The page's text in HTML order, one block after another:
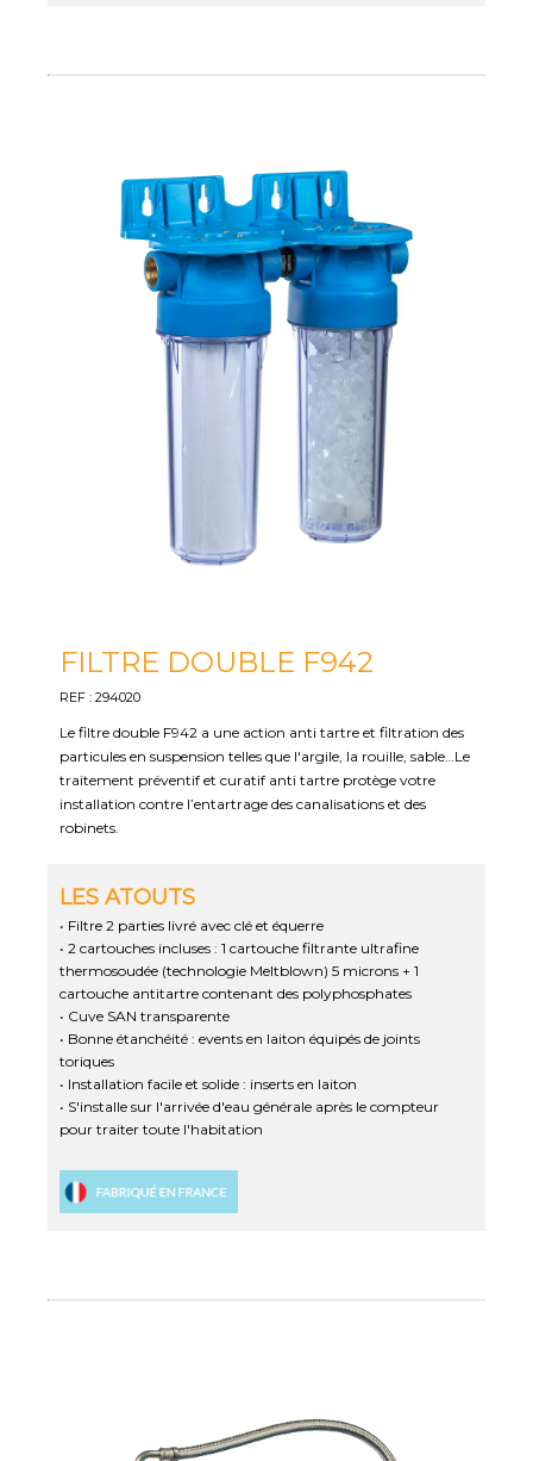
FILTRE DOUBLE F942
REF : 294020
Le filtre double F942 a une action anti tartre et filtration des
particules en suspension telles que l'argile, la rouille, sable…Le
traitement préventif et curatif anti tartre protège votre
installation contre l’entartrage des canalisations et des
robinets.
LES ATOUTS
• Filtre 2 parties livré avec clé et équerre
• 2 cartouches incluses : 1 cartouche filtrante ultrafine
thermosoudée (technologie Meltblown) 5 microns + 1
cartouche antitartre contenant des polyphosphates
• Cuve SAN transparente
• Bonne étanchéité : events en laiton équipés de joints
toriques
• Installation facile et solide : inserts en laiton
• S'installe sur l'arrivée d'eau générale après le compteur
pour traiter toute l'habitation